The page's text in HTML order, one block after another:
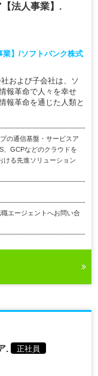
法人事業】.
業】/ソフトバンク株式
および子会社は、ソ
報革命で人々を幸せ
報革命を通じた人類と
の通信基盤・サービスア
、GCPなどのクラウドを
ける先進ソリューション
エージェントへお問い合
. 正社員